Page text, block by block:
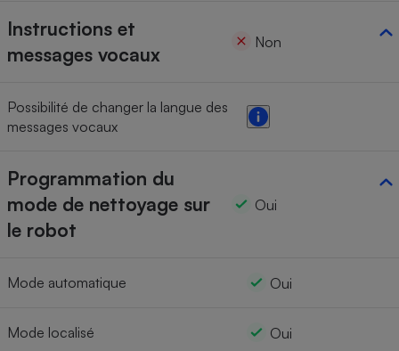
Instructions et
messages vocaux
Non
Possibilité de changer la langue des
messages vocaux
Programmation du
mode de nettoyage sur
le robot
Oui
Mode automatique Oui
Mode localisé Oui